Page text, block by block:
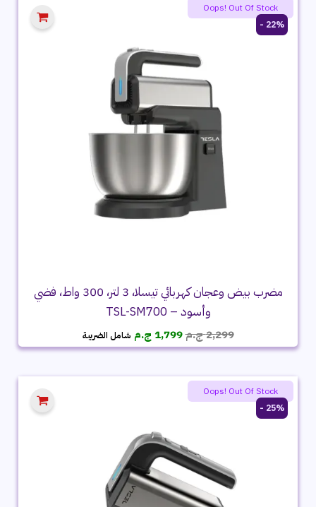
22% -
مضرب بيض وعجان كهربائي تيسلا، 3 لتر، 300 واط، فضي
وأسود – TSL-SM700
2,299ج.مالسعر
الأصلي
2,299 ج.م.
1,799 ج.م السعر
الحالي
1,799 ج.م.
شامل الضريبة
Oops! Out Of Stock
25% -
Oops! Out Of Stock